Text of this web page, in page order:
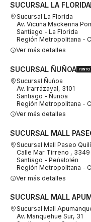
SUCURSAL LA FLORIDA
Sucursal La Florida
Av. Vicuña Mackenna
Santiago - La Florida
Región Metropolitana -
Ver más detalles
SUCURSAL ÑUÑOA PUNTO
Sucursal Ñuñoa
Av. Irarrázaval, 3101
Santiago - Ñuñoa
Región Metropolitana -
Ver más detalles
SUCURSAL MALL
Sucursal Mall Paseo
Calle Mar Tirreno , 3349
Santiago - Peñalolén
Región Metropolitana -
Ver más detalles
SUCURSAL MALL
Sucursal Mall
Av. Manquehue Sur, 31